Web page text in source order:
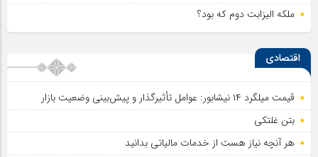
ملکه الیزابت دوم که بود؟
اقتصادی
قیمت میلگرد ۱۴ نیشابور: عوامل تأثیرگذار و پیش‌بینی وضعیت بازار
بتن غلتکی
هر آنچه نیاز هست از خدمات مالیاتی بدانید